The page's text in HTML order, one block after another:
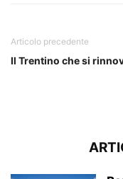
Articolo precedente
Il Trentino che si